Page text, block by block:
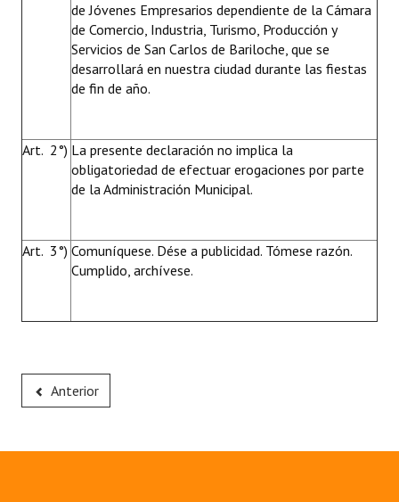
de Jóvenes Empresarios dependiente de la Cámara
de Comercio, Industria, Turismo, Producción y
Servicios de San Carlos de Bariloche, que se
desarrollará en nuestra ciudad durante las fiestas
de fin de año.
Art. 2°) La presente declaración no implica la
obligatoriedad de efectuar erogaciones por parte
de la Administración Municipal.
Art. 3°) Comuníquese. Dése a publicidad. Tómese razón.
Cumplido, archívese.
Anterior